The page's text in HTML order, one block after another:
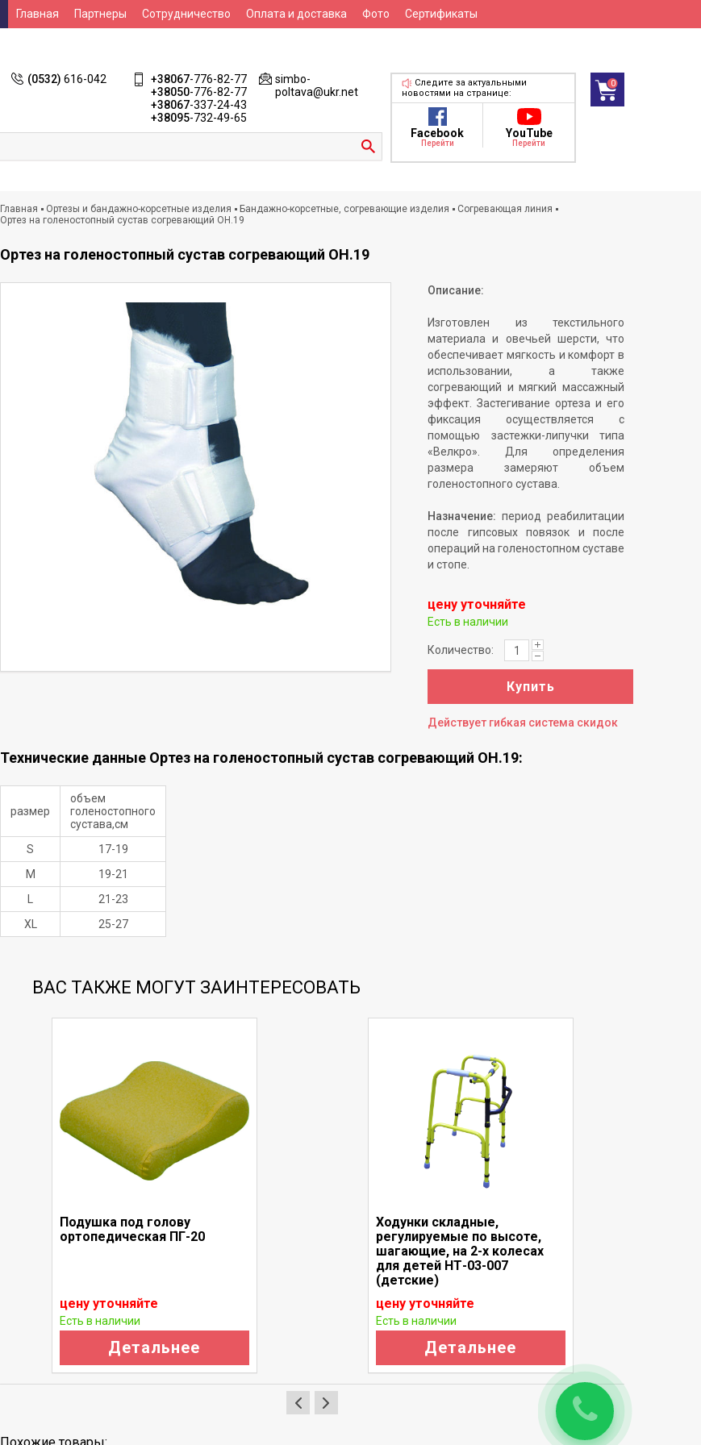
Главная Партнеры Сотрудничество Оплата и доставка Фото Сертификаты
(0532) 616-042 +38067-776-82-77
+38050-776-82-77
+38067-337-24-43
+38095-732-49-65
simbo-
poltava@ukr.net
Следите за актуальными
новостями на странице:
Facebook
Перейти
YouTube
Перейти
0
Главная Ортезы и бандажно-корсетные изделия Бандажно-корсетные, согревающие изделия
Согревающая линия
Ортез на голеностопный сустав согревающий ОН.19
Ортез на голеностопный сустав согревающий ОН.19
Описание:
Изготовлен из текстильного
материала и овечьей шерсти, что
обеспечивает мягкость и комфорт в
использовании, а также
согревающий и мягкий массажный
эффект. Застегивание ортеза и его
фиксация осуществляется с
помощью застежки-липучки типа
«Велкро». Для определения
размера замеряют объем
голеностопного сустава.
Назначение: период реабилитации
после гипсовых повязок и после
операций на голеностопном суставе
и стопе.
цену уточняйте
Есть в наличии
Количество:
Купить
Действует гибкая система скидок
Технические данные Ортез на голеностопный сустав согревающий ОН.19:
размер
объем
голеностопного
сустава,см
S
17-19
M
19-21
L
21-23
XL
25-27
ВАС ТАКЖЕ МОГУТ ЗАИНТЕРЕСОВАТЬ
Подушка под голову
ортопедическая ПГ-20
цену уточняйте
Есть в наличии
Детальнее
Ходунки складные,
регулируемые по высоте,
шагающие, на 2-х колесах
для детей НТ-03-007
(детские)
цену уточняйте
Есть в наличии
Детальнее